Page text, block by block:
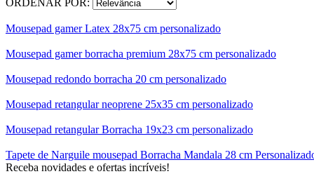
Mousepad gamer Latex 28x75 cm personalizado
Mousepad gamer borracha premium 28x75 cm personalizado
Mousepad redondo borracha 20 cm personalizado
Mousepad retangular neoprene 25x35 cm personalizado
Mousepad retangular Borracha 19x23 cm personalizado
Tapete de Narguile mousepad Borracha Mandala 28 cm
Receba novidades e ofertas incríveis!